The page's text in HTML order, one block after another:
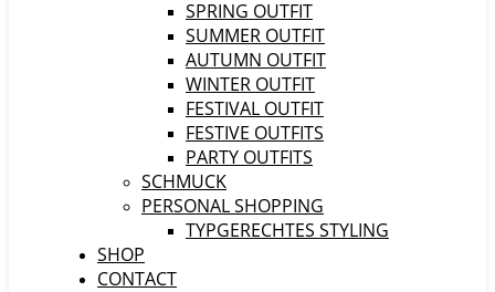
SPRING OUTFIT
SUMMER OUTFIT
AUTUMN OUTFIT
WINTER OUTFIT
FESTIVAL OUTFIT
FESTIVE OUTFITS
PARTY OUTFITS
SCHMUCK
PERSONAL SHOPPING
TYPGERECHTES STYLING
SHOP
CONTACT